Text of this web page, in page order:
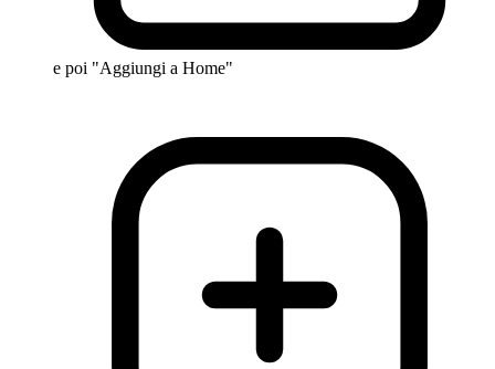
e poi "Aggiungi a Home"